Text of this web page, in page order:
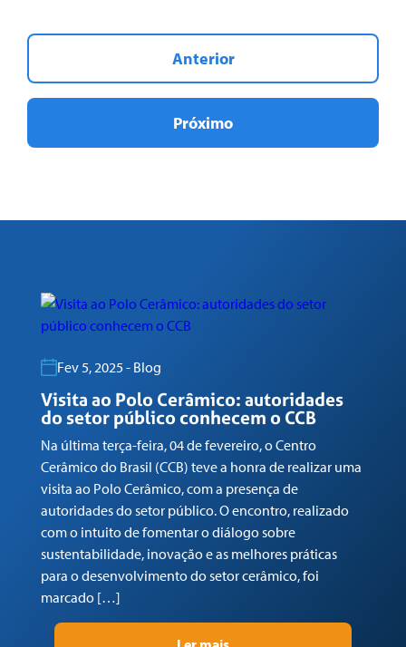
Anterior
Próximo
Fev 5, 2025 - Blog
Visita ao Polo Cerâmico: autoridades
do setor público conhecem o CCB
Na última terça-feira, 04 de fevereiro, o Centro
Cerâmico do Brasil (CCB) teve a honra de realizar uma
visita ao Polo Cerâmico, com a presença de
autoridades do setor público. O encontro, realizado
com o intuito de fomentar o diálogo sobre
sustentabilidade, inovação e as melhores práticas
para o desenvolvimento do setor cerâmico, foi
marcado […]